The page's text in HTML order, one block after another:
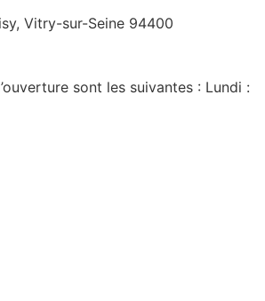
Vitry-sur-Seine 94400
sont les suivantes : Lundi :